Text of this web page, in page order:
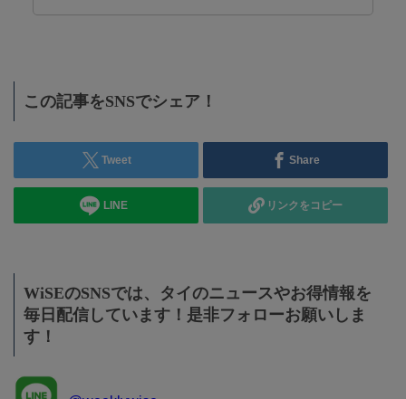
この記事をSNSでシェア！
Tweet Share
LINE リンクをコピー
WiSEのSNSでは、タイのニュースやお得情報を
毎日配信しています！是非フォローお願いしま
す！